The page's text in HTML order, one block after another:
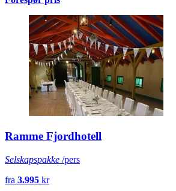
Ramme Fjordhotell
Selskapspakke /pers
fra 3.995 kr